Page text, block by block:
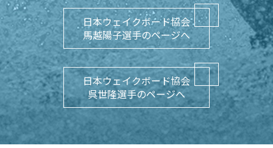
日本ウェイクボード協会
馬越陽子選手のページへ
日本ウェイクボード協会
呉世隆選手のページへ